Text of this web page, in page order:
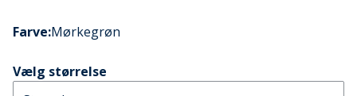
Farve:Mørkegrøn
Vælg størrelse